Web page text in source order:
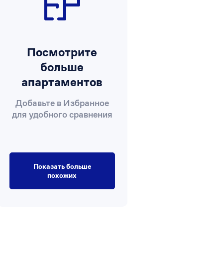
Посмотрите
больше
апартаментов
Добавьте в Избранное
для удобного сравнения
Показать больше
похожих